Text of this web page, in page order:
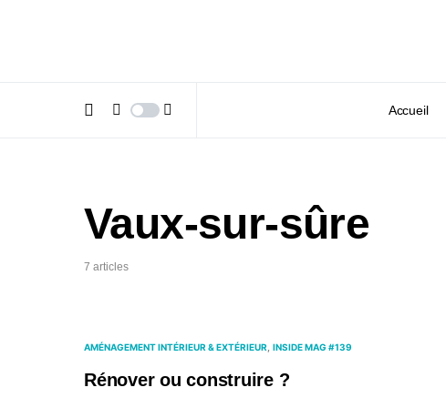
Accueil
Vaux-sur-sûre
7 articles
AMÉNAGEMENT INTÉRIEUR & EXTÉRIEUR INSIDE MAG #139
Rénover ou construire ?